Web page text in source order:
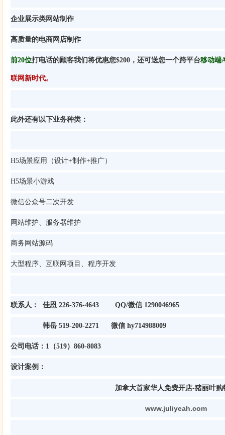
企业展示类网站制作
高质量的电商网店制作
前20位打电话的顾客我们将优惠您$200，还可送您一个跨平台移动端
联网新时代。
此外还有以下业务种类：
H5场景应用（设计+制作+推广）
H5场景小游戏
微信公众号二次开发
网站维护、服务器维护
商务网站源码
大型程序、互联网项目、程序开发
联系人： 佳恩 226-376-4643 QQ/微信 1290046965
韩岳 519-200-2271 微信 hy714988009
公司电话：1（519）860-8083
设计案例：
加拿大首家华人免费开店-猪丽叶购
www.juliyeah.com